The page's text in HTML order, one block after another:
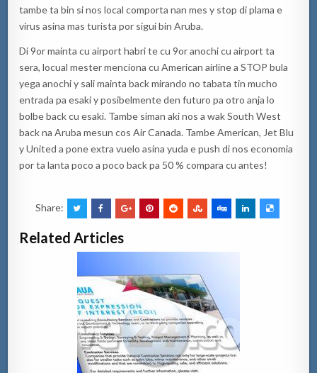
tambe ta bin si nos local comporta nan mes y stop di plama e
virus asina mas turista por sigui bin Aruba.
Di 9or mainta cu airport habri te cu 9or anochi cu airport ta
sera, locual mester menciona cu American airline a STOP bula
yega anochi y sali mainta back mirando no tabata tin mucho
entrada pa esaki y posibelmente den futuro pa otro anja lo
bolbe back cu esaki. Tambe siman aki nos a wak South West
back na Aruba mesun cos Air Canada. Tambe American, Jet Blu
y United a pone extra vuelo asina yuda e push di nos economia
por ta lanta poco a poco back pa 50 % compara cu antes!
Share:
Related Articles